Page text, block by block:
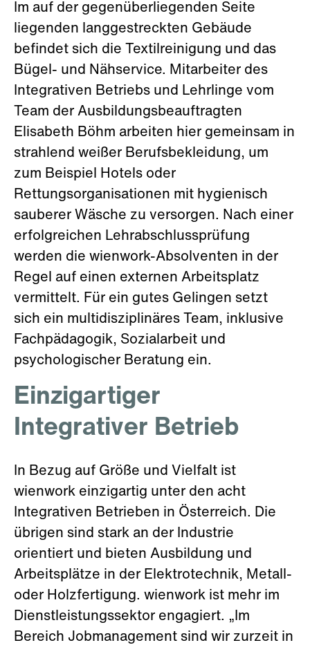
Im auf der gegenüberliegenden Seite
liegenden langgestreckten Gebäude
befindet sich die Textilreinigung und das
Bügel- und Nähservice. Mitarbeiter des
Integrativen Betriebs und Lehrlinge vom
Team der Ausbildungsbeauftragten
Elisabeth Böhm arbeiten hier gemeinsam in
strahlend weißer Berufsbekleidung, um
zum Beispiel Hotels oder
Rettungsorganisationen mit hygienisch
sauberer Wäsche zu versorgen. Nach einer
erfolgreichen Lehrabschlussprüfung
werden die wienwork-Absolventen in der
Regel auf einen externen Arbeitsplatz
vermittelt. Für ein gutes Gelingen setzt
sich ein multidisziplinäres Team, inklusive
Fachpädagogik, Sozialarbeit und
psychologischer Beratung ein.
Einzigartiger
Integrativer Betrieb
In Bezug auf Größe und Vielfalt ist
wienwork einzigartig unter den acht
Integrativen Betrieben in Österreich. Die
übrigen sind stark an der Industrie
orientiert und bieten Ausbildung und
Arbeitsplätze in der Elektrotechnik, Metall-
oder Holzfertigung. wienwork ist mehr im
Dienstleistungssektor engagiert. „Im
Bereich Jobmanagement sind wir zurzeit in